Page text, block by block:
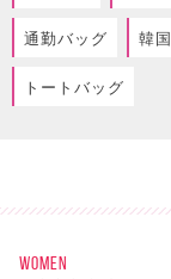
通勤バッグ 韓国
トートバッグ
WOMEN